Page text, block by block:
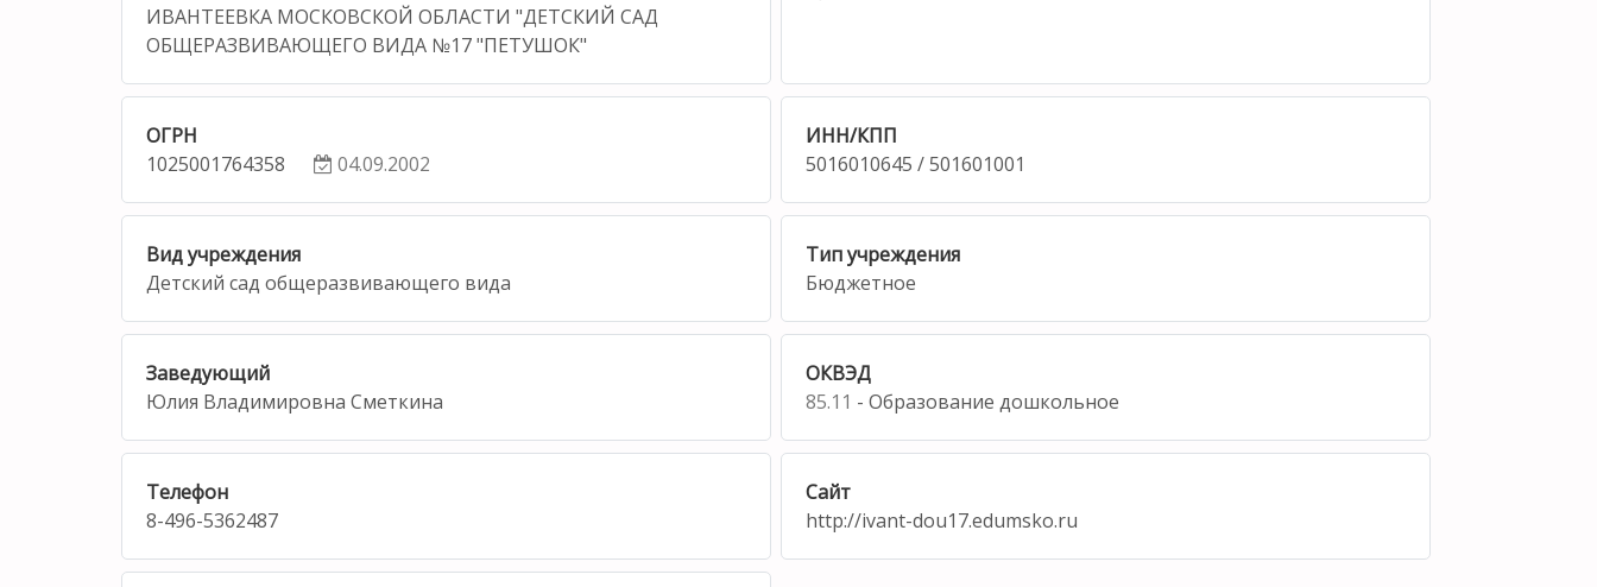
ИВАНТЕЕВКА МОСКОВСКОЙ ОБЛАСТИ "ДЕТСКИЙ САД
ОБЩЕРАЗВИВАЮЩЕГО ВИДА №17 "ПЕТУШОК"
ОГРН
1025001764358
04.09.2002
ИНН/КПП
5016010645 / 501601001
Вид учреждения
Детский сад общеразвивающего вида
Тип учреждения
Бюджетное
Заведующий
Юлия Владимировна Сметкина
ОКВЭД
85.11 - Образование дошкольное
Телефон
8-496-5362487
Сайт
http://ivant-dou17.edumsko.ru